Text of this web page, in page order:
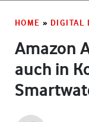
HOME » DIGITAL
Amazon
auch in